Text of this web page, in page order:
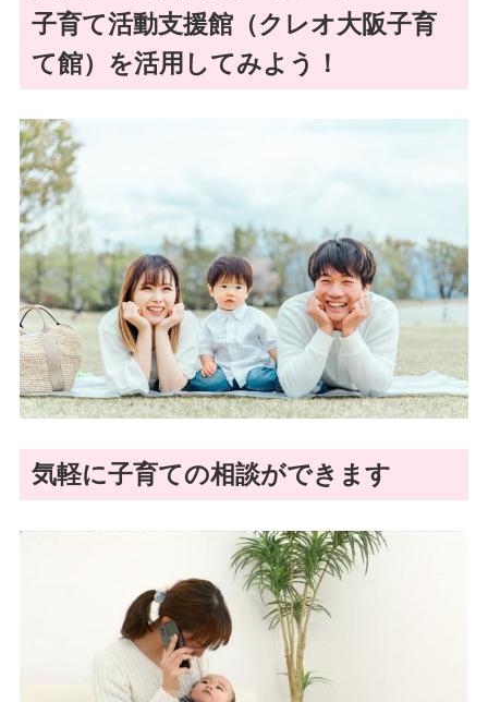
子育て活動支援館（クレオ大阪子育
て館）を活用してみよう！
気軽に子育ての相談ができます